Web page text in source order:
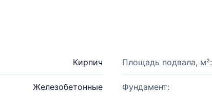
Кирпич Площадь подвала, м²:
Железобетонные Фундамент: